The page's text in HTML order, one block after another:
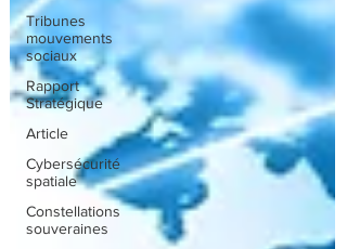
Tribunes
mouvements
sociaux
Rapport
Stratégique
Article
Cybersécurité
spatiale
Constellations
souveraines